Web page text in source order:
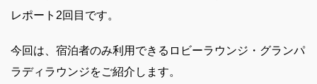
レポート2回目です。
今回は、宿泊者のみ利用できるロビーラウンジ・グランパ
ラディラウンジをご紹介します。